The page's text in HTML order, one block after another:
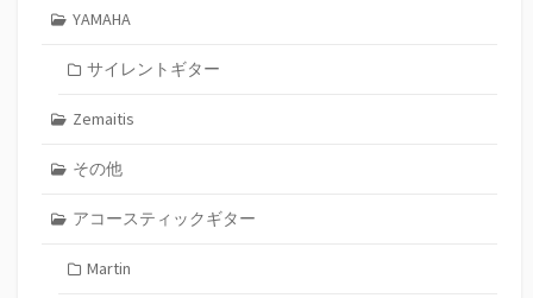
YAMAHA
サイレントギター
Zemaitis
その他
アコースティックギター
Martin